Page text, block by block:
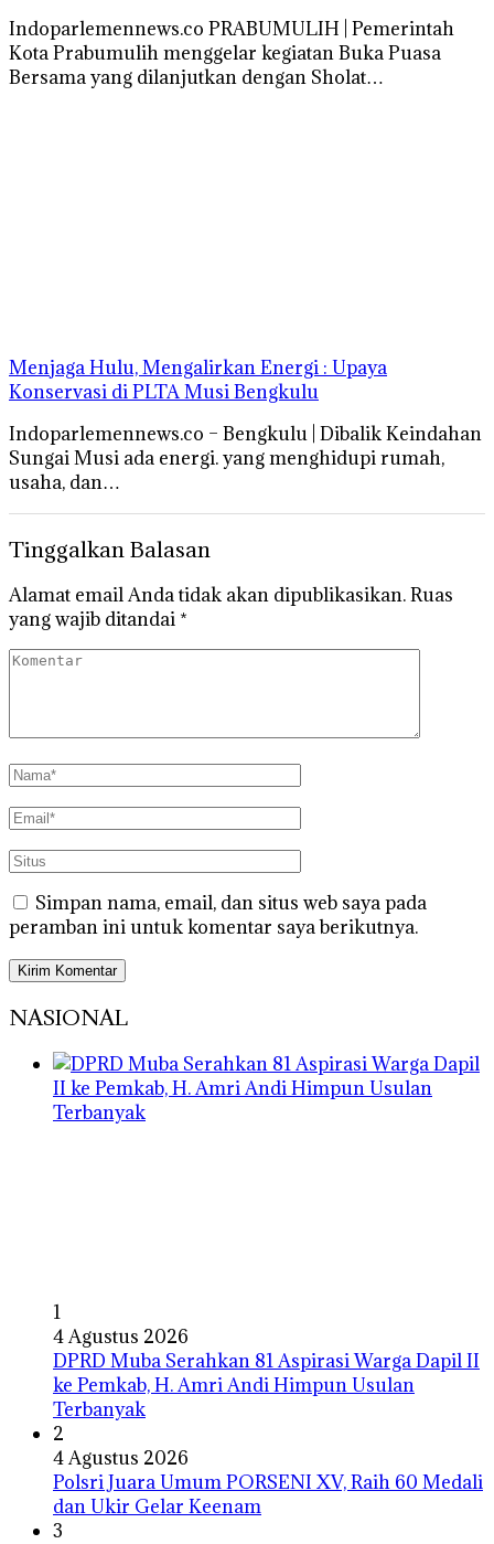
Indoparlemennews.co PRABUMULIH | Pemerintah
Kota Prabumulih menggelar kegiatan Buka Puasa
Bersama yang dilanjutkan dengan Sholat…
Menjaga Hulu, Mengalirkan Energi : Upaya
Konservasi di PLTA Musi Bengkulu
Indoparlemennews.co – Bengkulu | Dibalik Keindahan
Sungai Musi ada energi. yang menghidupi rumah,
usaha, dan…
Tinggalkan Balasan
Alamat email Anda tidak akan dipublikasikan.Ruas
yang wajib ditandai *
Simpan nama, email, dan situs web saya pada
peramban ini untuk komentar saya berikutnya.
NASIONAL
1
4 Agustus 2026
DPRD Muba Serahkan 81 Aspirasi Warga Dapil II
ke Pemkab, H. Amri Andi Himpun Usulan
Terbanyak
2
4 Agustus 2026
Polsri Juara Umum PORSENI XV, Raih 60 Medali
dan Ukir Gelar Keenam
3